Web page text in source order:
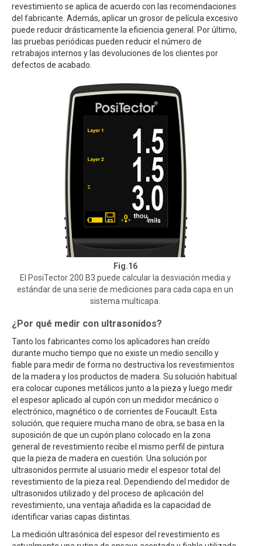
revestimiento se aplica de acuerdo con las recomendaciones
del fabricante. Además, aplicar un grosor de película excesivo
puede reducir drásticamente la eficiencia general. Por último,
las pruebas periódicas pueden reducir el número de
retrabajos internos y las devoluciones de los clientes por
defectos de acabado.
Fig.16
El PosiTector 200 B3 puede calcular la desviación media y
estándar de una serie de mediciones para cada capa en un
sistema multicapa.
¿Por qué medir con ultrasonidos?
Tanto los fabricantes como los aplicadores han creído
durante mucho tiempo que no existe un medio sencillo y
fiable para medir de forma no destructiva los revestimientos
de la madera y los productos de madera. Su solución habitual
era colocar cupones metálicos junto a la pieza y luego medir
el espesor aplicado al cupón con un medidor mecánico o
electrónico, magnético o de corrientes de Foucault. Esta
solución, que requiere mucha mano de obra, se basa en la
suposición de que un cupón plano colocado en la zona
general de revestimiento recibe el mismo perfil de pintura
que la pieza de madera en cuestión. Una solución por
ultrasonidos permite al usuario medir el espesor total del
revestimiento de la pieza real. Dependiendo del medidor de
ultrasonidos utilizado y del proceso de aplicación del
revestimiento, una ventaja añadida es la capacidad de
identificar varias capas distintas.
La medición ultrasónica del espesor del revestimiento es